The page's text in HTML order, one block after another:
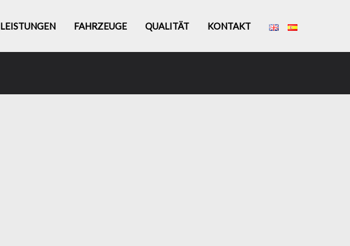
LEISTUNGEN FAHRZEUGE QUALITÄT KONTAKT